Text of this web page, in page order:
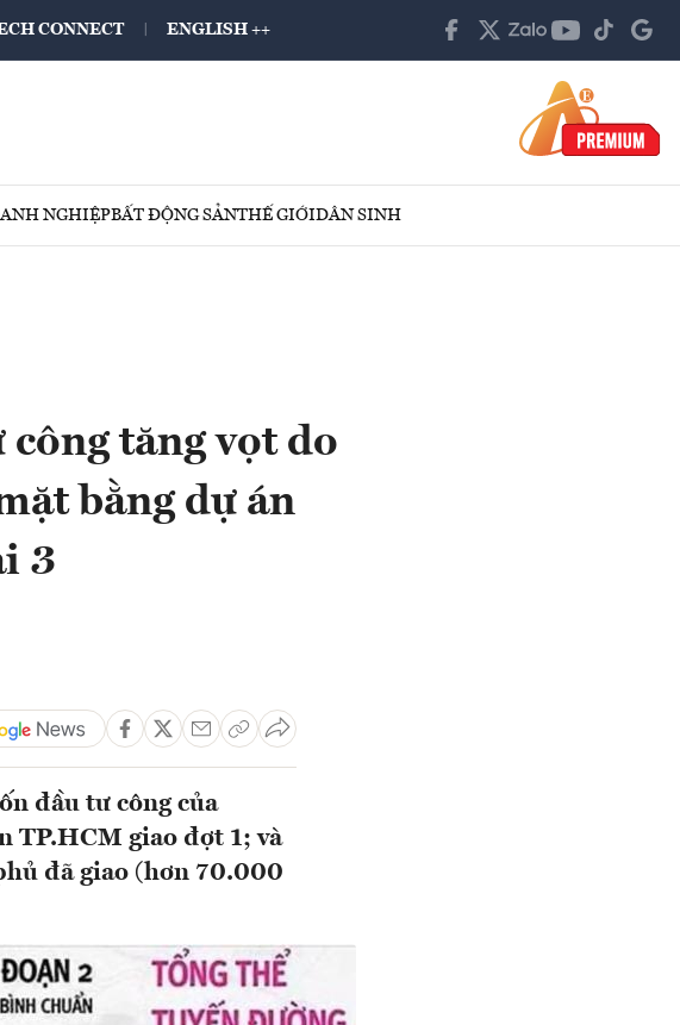
CONNECT ENGLISH ++
NGHIỆPBẤT ĐỘNG SẢNTHẾ GIỚIDÂN SINH
tăng vọt do
bằng dự án
3
đầu tư công của
TP.HCM giao đợt 1; và
đã giao (hơn 70.000